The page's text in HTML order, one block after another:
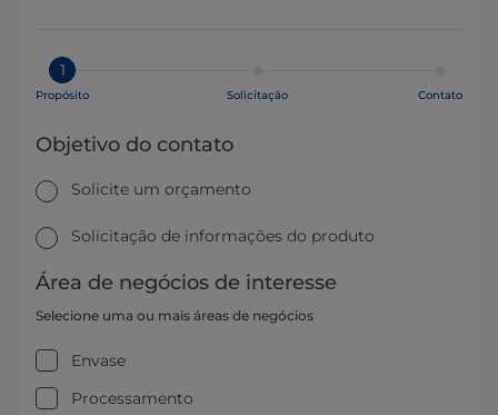
1
Propósito Solicitação Contato
Objetivo do contato
Solicite um orçamento
Solicitação de informações do produto
Área de negócios de interesse
Selecione uma ou mais áreas de negócios
Envase
Processamento